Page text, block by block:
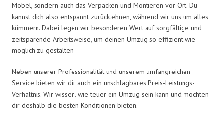
Möbel, sondern auch das Verpacken und Montieren vor Ort. Du
kannst dich also entspannt zurücklehnen, während wir uns um alles
kümmern. Dabei legen wir besonderen Wert auf sorgfältige und
zeitsparende Arbeitsweise, um deinen Umzug so effizient wie
möglich zu gestalten.
Neben unserer Professionalität und unserem umfangreichen
Service bieten wir dir auch ein unschlagbares Preis-Leistungs-
Verhältnis. Wir wissen, wie teuer ein Umzug sein kann und möchten
dir deshalb die besten Konditionen bieten.